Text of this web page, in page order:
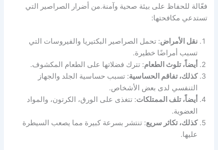
فعّالة للحفاظ على بيئة صحية وآمنة.من أضرار الصراصير التي
تستدعي مكافحتها:
نقل الأمراض: تحمل الصراصير البكتيريا والفيروسات التي
تسبب أمراضًا خطيرة.
أيضاً، تلوث الطعام: تترك فضلاتها على الطعام المكشوف.
كذلك، تفاقم الحساسية: تسبب حساسية الجلد والجهاز
التنفسي لدى بعض الأشخاص.
أيضاً، تلف الممتلكات: تتغذى على الورق، الكرتون، والمواد
العضوية.
كذلك، تكاثر سريع: تنتشر بسرعة كبيرة مما يصعب السيطرة
عليها.